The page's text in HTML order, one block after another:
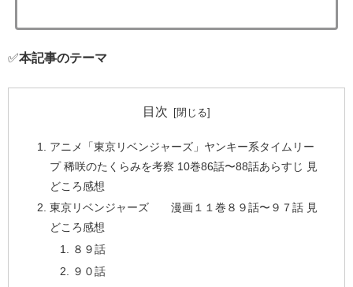
✅本記事のテーマ
目次
アニメ「東京リベンジャーズ」ヤンキー系タイムリー
プ 稀咲のたくらみを考察 10巻86話〜88話あらすじ 見
どころ感想
東京リベンジャーズ 漫画１１巻８９話〜９７話 見
どころ感想
８９話
９０話